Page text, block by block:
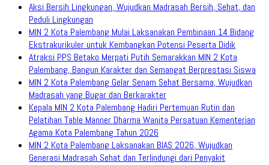
Aksi Bersih Lingkungan, Wujudkan Madrasah Bersih, Sehat, dan
Peduli Lingkungan
MIN 2 Kota Palembang Mulai Laksanakan Pembinaan 14 Bidang
Ekstrakurikuler untuk Kembangkan Potensi Peserta Didik
Atraksi PPS Betako Merpati Putih Semarakkan MIN 2 Kota
Palembang, Bangun Karakter dan Semangat Berprestasi Siswa
MIN 2 Kota Palembang Gelar Senam Sehat Bersama, Wujudkan
Madrasah yang Bugar dan Berkarakter
Kepala MIN 2 Kota Palembang Hadiri Pertemuan Rutin dan
Pelatihan Table Manner Dharma Wanita Persatuan Kementerian
Agama Kota Palembang Tahun 2026
MIN 2 Kota Palembang Laksanakan BIAS 2026, Wujudkan
Generasi Madrasah Sehat dan Terlindungi dari Penyakit